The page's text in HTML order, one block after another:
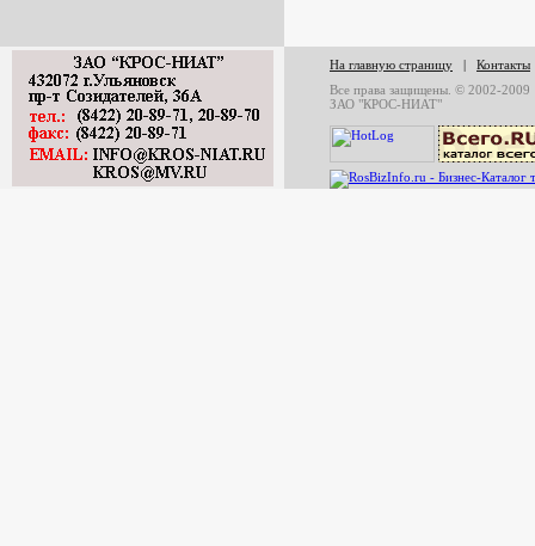
На главную страницу | Контакты
Все права защищены. © 2002-2009
ЗАО "КРОС-НИАТ"